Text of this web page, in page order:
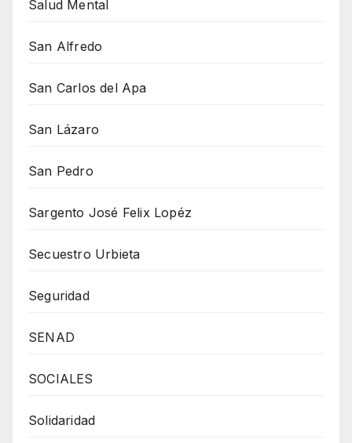
Salud Mental
San Alfredo
San Carlos del Apa
San Lázaro
San Pedro
Sargento José Felix Lopéz
Secuestro Urbieta
Seguridad
SENAD
SOCIALES
Solidaridad